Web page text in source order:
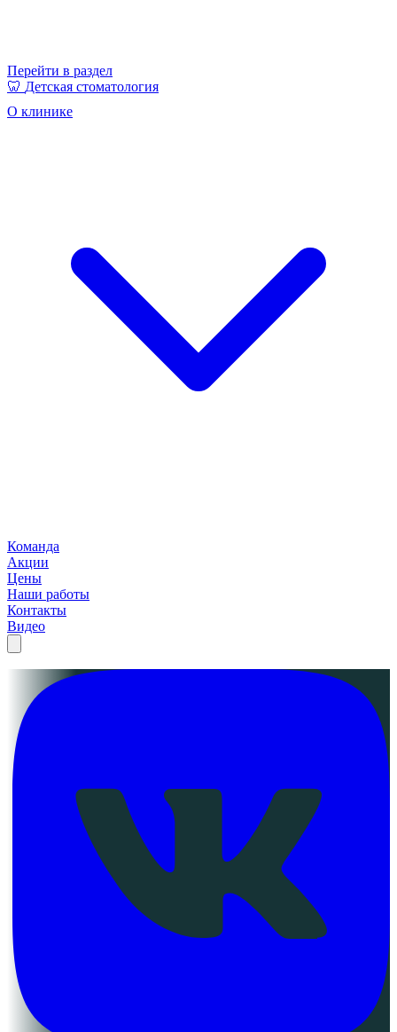
Перейти в раздел
🦷 Детская стоматология
О клинике
Команда
Акции
Цены
Наши работы
Контакты
Видео